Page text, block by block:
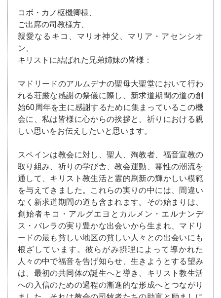
コボ・カノ枢機卿様、
ご出席の司教様方、
親愛なるキコ、マリオ神父、マリア・アセンシオ
ン、
キリストに結ばれた兄弟姉妹の皆様：
マドリードのアルムデナの聖母大聖堂において行わ
れる荘厳な感謝の祭儀に際し、新求道期間の道の創
始60周年を主に感謝するために集まっているこの機
会に、私は皆様に心からの挨拶と、祈りにおける親
しい思いをお伝えしたいと思います。
スペインは教会に対し、聖人、殉教者、福音宣教の
取り組み、祈りの学び舎、教会運動、霊性の潮流を
通して、キリスト教生活と霊的刷新の輝かしい模範
を与えてきました。これらの実りの中には、間違い
なく新求道期間の道も含まれます。その始まりは、
創始者キコ・アルグエヨとカルメン・エルナンデ
ス・バレラの実り豊かな出会いから生まれ、マドリ
ードの最も貧しい地区の貧しい人々との出会いにも
根ざしています。彼らがみ摂理によって導かれた
人々の中で福音を告げ知らせ、生きようとする望み
は、最初の共同体の誕生へと導き、キリスト教生活
への入信のための過程の漸進的な形成へとつながり